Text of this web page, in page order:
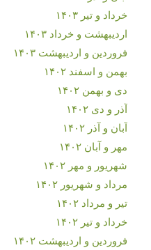
خرداد و تیر ۱۴۰۳
اردیبهشت و خرداد ۱۴۰۳
فروردین و اردیبهشت ۱۴۰۳
بهمن و اسفند ۱۴۰۲
دی و بهمن ۱۴۰۲
آذر و دی ۱۴۰۲
آبان و آذر ۱۴۰۲
مهر و آبان ۱۴۰۲
شهریور و مهر ۱۴۰۲
مرداد و شهریور ۱۴۰۲
تیر و مرداد ۱۴۰۲
خرداد و تیر ۱۴۰۲
فروردین و اردیبهشت ۱۴۰۲